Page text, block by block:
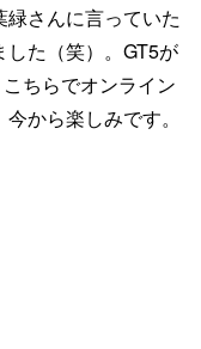
さんに言っていた
た（笑）。GT5が
ちらでオンライン
から楽しみです。